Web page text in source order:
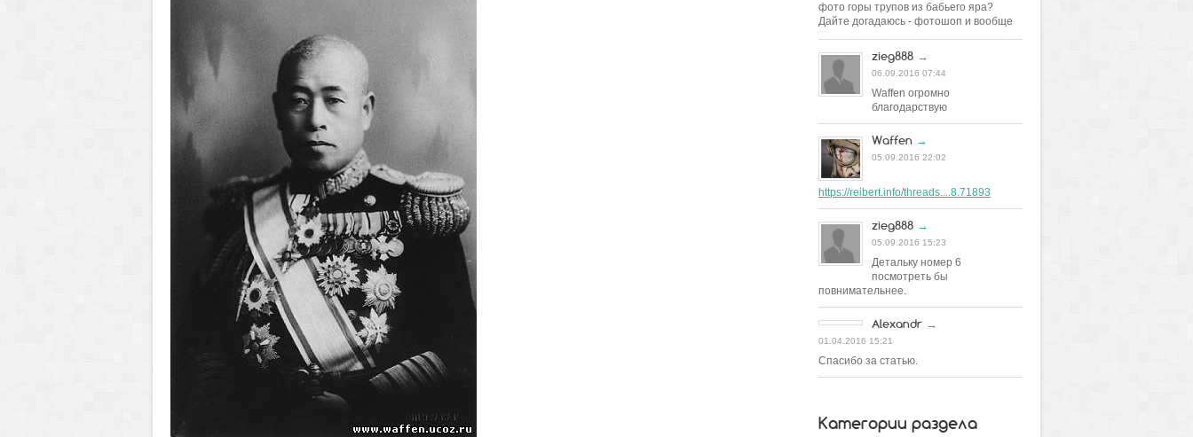
фото горы трупов из бабьего яра?
Дайте догадаюсь - фотошоп и вообще
zieg888 →
06.09.2016 07:44
Waffen огромно
благодарствую
Waffen →
05.09.2016 22:02
https://reibert.info/threads....8.71893
zieg888 →
05.09.2016 15:23
Детальку номер 6
посмотреть бы
повнимательнее.
Alexandr →
01.04.2016 15:21
Спасибо за статью.
Категории раздела